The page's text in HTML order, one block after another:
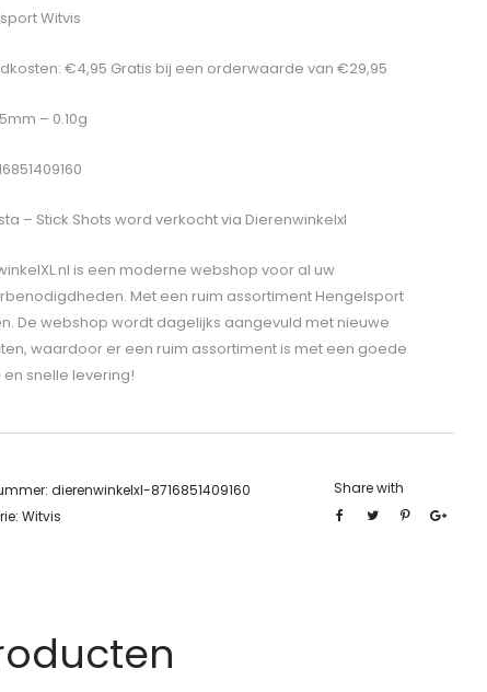
Witvis
€4,95 Gratis bij een orderwaarde van €29,95
– 0.10g
– Stick Shots word verkocht via Dierenwinkelxl
is een moderne webshop voor al uw
Met een ruim assortiment Hengelsport
De webshop wordt dagelijks aangevuld met nieuwe
waardoor er een ruim assortiment is met een goede
en snelle levering!
dierenwinkelxl-8716851409160
Witvis
Share with